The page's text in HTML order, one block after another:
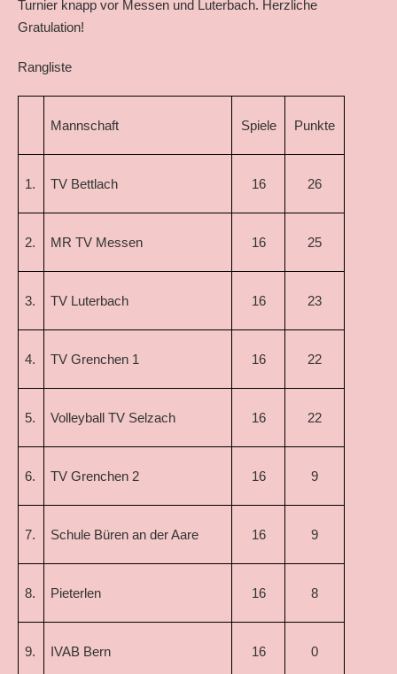
Turnier knapp vor Messen und Luterbach. Herzliche
Gratulation!
Rangliste
Mannschaft Spiele Punkte
1. TV Bettlach 16 26
2. MR TV Messen 16 25
3. TV Luterbach 16 23
4. TV Grenchen 1 16 22
5. Volleyball TV Selzach 16 22
6. TV Grenchen 2 16 9
7. Schule Büren an der Aare 16 9
8. Pieterlen 16 8
9. IVAB Bern 16 0